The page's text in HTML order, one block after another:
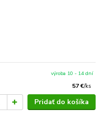
57 €/ks
výroba 10 - 14 dní
Pridať do košíka